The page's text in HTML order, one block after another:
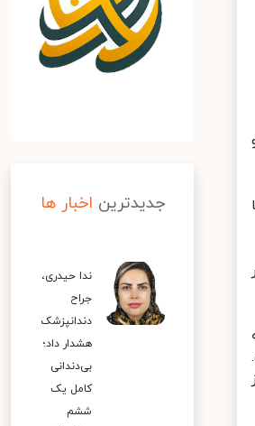
جدیدترین اخبار ها
ندا حیدری،
جراح
دندانپزشک
هشدار داد؛
بی‌دندانی
کامل یک
ششم